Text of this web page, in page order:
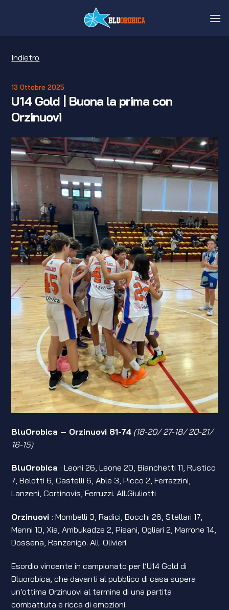
Indietro
13 Ottobre 2025
U14 Gold | Buona la prima con
Orzinuovi
BluOrobica – Orzinuovi 81-74 (18-20/ 27-18/ 20-21/
16-15)
BluOrobica : Leoni 26, Leone 20, Bianchetti 11, Rustico
7, Belotti 6, Castelli 6, Able 3, Picco 2, Ferrazzini,
Lanzeni, Cortinovis, Ferruzzi. All.Giuliotti
Orzinuovi : Mombelli 3, Radici, Bocchi 26, Stellari 17,
Menni 10, Xia, Ambukadze 2, Pisani, Ogliari 2, Marrone 14,
Dossena, Ranzenigo. All. Olivieri
Esordio vincente in campionato per l’U14 Gold di
Bluorobica, che davanti al pubblico di casa supera
un’ottima Orzinuovi al termine di una partita
combattuta e ricca di emozioni.